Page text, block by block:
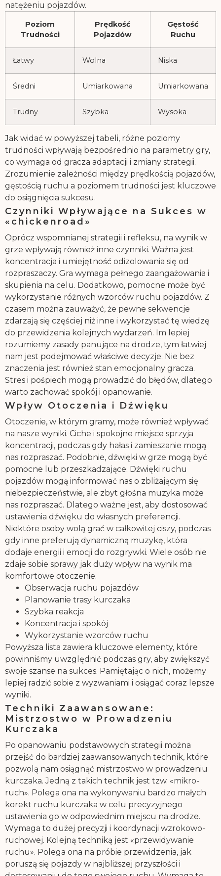
natężeniu pojazdów.
Poziom
Trudności
Prędkość
Pojazdów
Gęstość
Ruchu
Łatwy Wolna Niska
Średni Umiarkowana Umiarkowana
Trudny Szybka Wysoka
Jak widać w powyższej tabeli, różne poziomy
trudności wpływają bezpośrednio na parametry gry,
co wymaga od gracza adaptacji i zmiany strategii.
Zrozumienie zależności między prędkością pojazdów,
gęstością ruchu a poziomem trudności jest kluczowe
do osiągnięcia sukcesu.
Czynniki Wpływające na Sukces w
«chickenroad»
Oprócz wspomnianej strategii i refleksu, na wynik w
grze wpływają również inne czynniki. Ważna jest
koncentracja i umiejętność odizolowania się od
rozpraszaczy. Gra wymaga pełnego zaangażowania i
skupienia na celu. Dodatkowo, pomocne może być
wykorzystanie różnych wzorców ruchu pojazdów. Z
czasem można zauważyć, że pewne sekwencje
zdarzają się częściej niż inne i wykorzystać tę wiedzę
do przewidzenia kolejnych wydarzeń. Im lepiej
rozumiemy zasady panujące na drodze, tym łatwiej
nam jest podejmować właściwe decyzje. Nie bez
znaczenia jest również stan emocjonalny gracza.
Stres i pośpiech mogą prowadzić do błędów, dlatego
warto zachować spokój i opanowanie.
Wpływ Otoczenia i Dźwięku
Otoczenie, w którym gramy, może również wpływać
na nasze wyniki. Ciche i spokojne miejsce sprzyja
koncentracji, podczas gdy hałas i zamieszanie mogą
nas rozpraszać. Podobnie, dźwięki w grze mogą być
pomocne lub przeszkadzające. Dźwięki ruchu
pojazdów mogą informować nas o zbliżającym się
niebezpieczeństwie, ale zbyt głośna muzyka może
nas rozpraszać. Dlatego ważne jest, aby dostosować
ustawienia dźwięku do własnych preferencji.
Niektóre osoby wolą grać w całkowitej ciszy, podczas
gdy inne preferują dynamiczną muzykę, która
dodaje energii i emocji do rozgrywki. Wiele osób nie
zdaje sobie sprawy jak duży wpływ na wynik ma
komfortowe otoczenie.
Obserwacja ruchu pojazdów
Planowanie trasy kurczaka
Szybka reakcja
Koncentracja i spokój
Wykorzystanie wzorców ruchu
Powyższa lista zawiera kluczowe elementy, które
powinniśmy uwzględnić podczas gry, aby zwiększyć
swoje szanse na sukces. Pamiętając o nich, możemy
lepiej radzić sobie z wyzwaniami i osiągać coraz lepsze
wyniki.
Techniki Zaawansowane:
Mistrzostwo w Prowadzeniu
Kurczaka
Po opanowaniu podstawowych strategii można
przejść do bardziej zaawansowanych technik, które
pozwolą nam osiągnąć mistrzostwo w prowadzeniu
kurczaka. Jedną z takich technik jest tzw. «mikro-
ruch». Polega ona na wykonywaniu bardzo małych
korekt ruchu kurczaka w celu precyzyjnego
ustawienia go w odpowiednim miejscu na drodze.
Wymaga to dużej precyzji i koordynacji wzrokowo-
ruchowej. Kolejną techniką jest «przewidywanie
ruchu». Polega ona na próbie przewidzenia, jak
poruszą się pojazdy w najbliższej przyszłości i